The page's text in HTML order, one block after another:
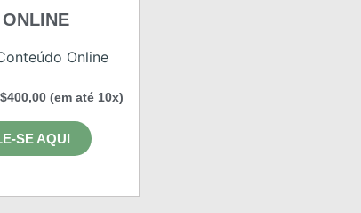
Online
(em até 10x)
SE AQUI